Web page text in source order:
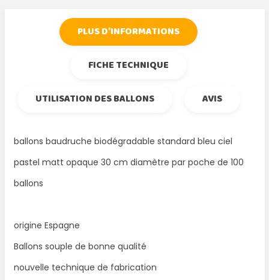
PLUS D'INFORMATIONS
FICHE TECHNIQUE
UTILISATION DES BALLONS
AVIS
ballons baudruche biodégradable standard bleu ciel
pastel matt opaque 30 cm diamètre par poche de 100
ballons
origine Espagne
Ballons souple de bonne qualité
nouvelle technique de fabrication